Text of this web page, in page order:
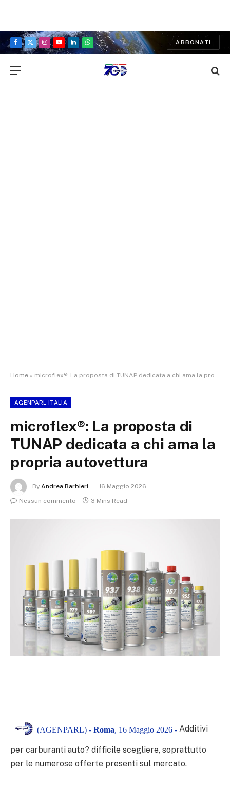
Facebook
X
Instagram
YouTubeLinkedInWhatsApp
ABBONATI
Home » microflex®: La proposta di TUNAP dedicata a chi ama la propria autovettura
AGENPARL ITALIA
microflex®: La proposta di
TUNAP dedicata a chi ama la
propria autovettura
By Andrea Barbieri
16 Maggio 2026
Nessun commento
3 Mins Read
(AGENPARL) - Roma, 16 Maggio 2026 - Additivi
per carburanti auto? difficile scegliere, soprattutto
per le numerose offerte presenti sul mercato.